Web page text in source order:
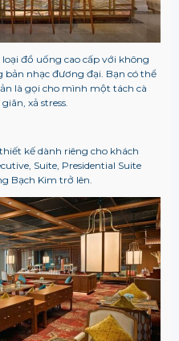
đồ uống cao cấp với không
nhạc đương đại. Bạn có thể
là gọi cho mình một tách cà
xả stress.
kế dành riêng cho khách
Suite, Presidential Suite
Bạch Kim trở lên.